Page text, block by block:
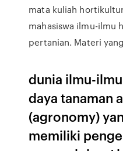
mata kuliah
mahasiswa ilmu-ilmu
pertanian. Materi yang
dunia ilmu-
daya tanaman
(agronomy)
memiliki